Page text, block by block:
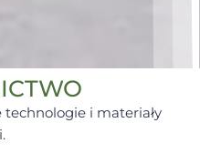
i materiały